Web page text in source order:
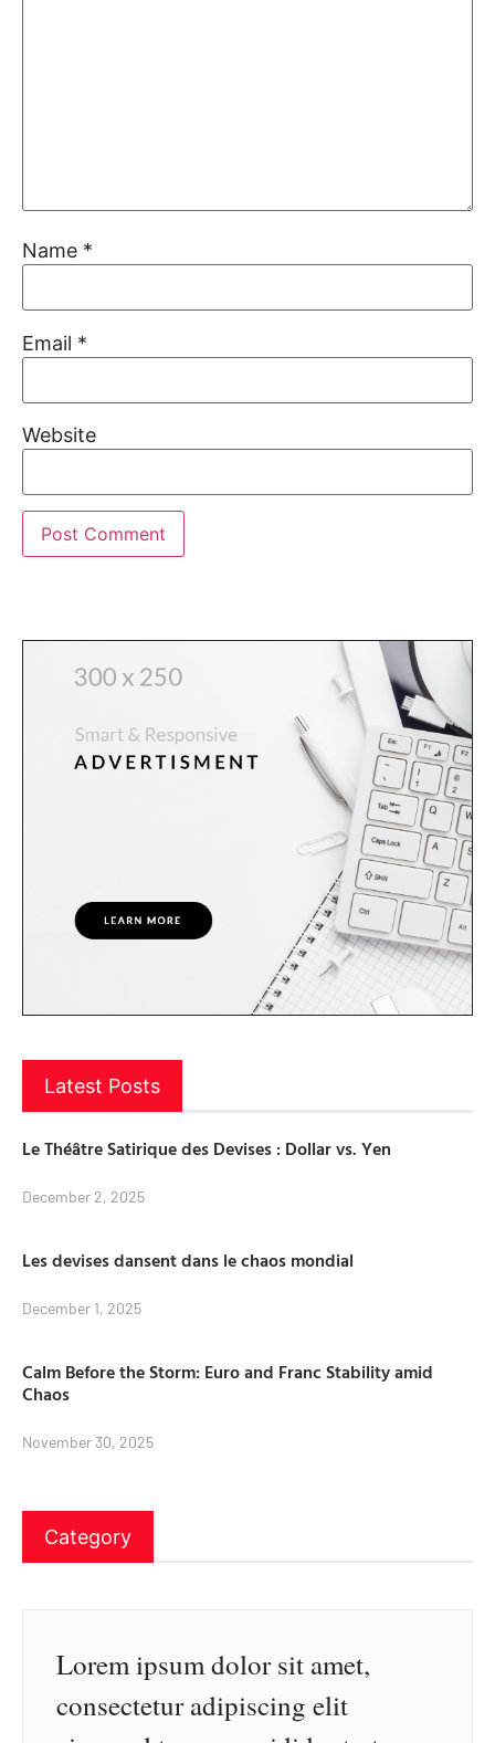
Name *
Email *
Website
Latest Posts
Le Théâtre Satirique des Devises : Dollar vs. Yen
December 2, 2025
Les devises dansent dans le chaos mondial
December 1, 2025
Calm Before the Storm: Euro and Franc Stability amid
Chaos
November 30, 2025
Category
Lorem ipsum dolor sit amet,
consectetur adipiscing elit